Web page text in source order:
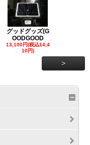
グッドグッズ(G
OODGOOD
13,100円(税込14,4
10円)
>